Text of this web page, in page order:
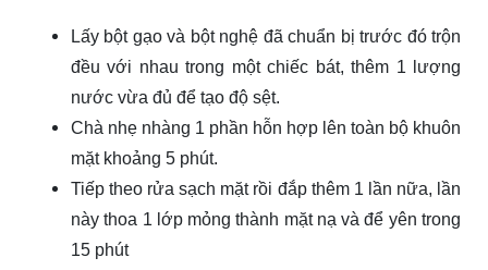
Lấy bột gạo và bột nghệ đã chuẩn bị trước đó trộn
đều với nhau trong một chiếc bát, thêm 1 lượng
nước vừa đủ để tạo độ sệt.
Chà nhẹ nhàng 1 phần hỗn hợp lên toàn bộ khuôn
mặt khoảng 5 phút.
Tiếp theo rửa sạch mặt rồi đắp thêm 1 lần nữa, lần
này thoa 1 lớp mỏng thành mặt nạ và để yên trong
15 phút